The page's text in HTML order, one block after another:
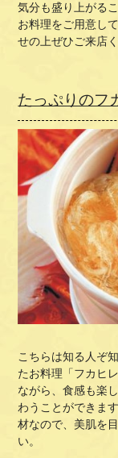
気分も盛り上がる
お料理をご用意し
せの上ぜひご来店く
たっぷりのフ
こちらは知る人ぞ
たお料理「フカヒ
ながら、食感も楽
わうことができま
材なので、美肌を
い。